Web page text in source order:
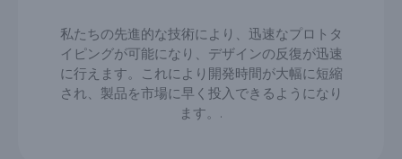
私たちの先進的な技術により、迅速なプロトタ
イピングが可能になり、デザインの反復が迅速
に行えます。これにより開発時間が大幅に短縮
され、製品を市場に早く投入できるようになり
ます。.